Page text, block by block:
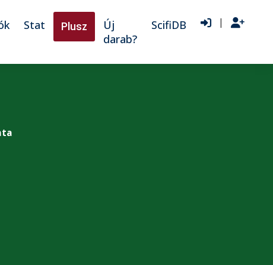
Stat Plusz
Új
darab?
ScifiDB |